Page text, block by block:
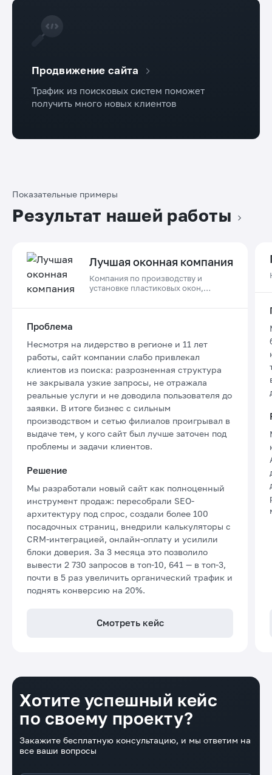
Продвижение сайта
Трафик из поисковых систем поможет
получить много новых клиентов
Показательные примеры
Результат нашей работы
Лучшая оконная компания
Компания по производству и
установке пластиковых окон,
Смотреть кейс
Проблема
Несмотря на лидерство в регионе и 11 лет
работы, сайт компании слабо привлекал
клиентов из поиска: разрозненная структура
не закрывала узкие запросы, не отражала
реальные услуги и не доводила пользователя до
заявки. В итоге бизнес с сильным
производством и сетью филиалов проигрывал в
выдаче тем, у кого сайт был лучше заточен под
проблемы и задачи клиентов.
Решение
Мы разработали новый сайт как полноценный
инструмент продаж: пересобрали SEO-
архитектуру под спрос, создали более 100
посадочных страниц, внедрили калькуляторы с
CRM-интеграцией, онлайн-оплату и усилили
блоки доверия. За 3 месяца это позволило
вывести 2 730 запросов в топ-10, 641 — в топ-3,
почти в 5 раз увеличить органический трафик и
поднять конверсию на 20%.
Хотите успешный кейс
по своему проекту?
Закажите бесплатную консультацию, и мы ответим на
все ваши вопросы